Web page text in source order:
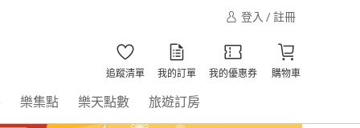
登入 / 註冊
追蹤清單 我的訂單 我的優惠券 購物車
樂集點 樂天點數 旅遊訂房